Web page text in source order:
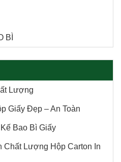
BÌ
Lượng
Giấy Đẹp – An Toàn
Bao Bì Giấy
Lượng Hộp Carton In